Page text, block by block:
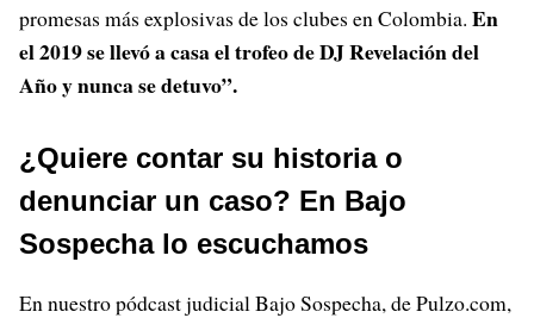
promesas más explosivas de los clubes en Colombia. En
el 2019 se llevó a casa el trofeo de DJ Revelación del
Año y nunca se detuvo”.
¿Quiere contar su historia o
denunciar un caso? En Bajo
Sospecha lo escuchamos
En nuestro pódcast judicial Bajo Sospecha, de Pulzo.com,